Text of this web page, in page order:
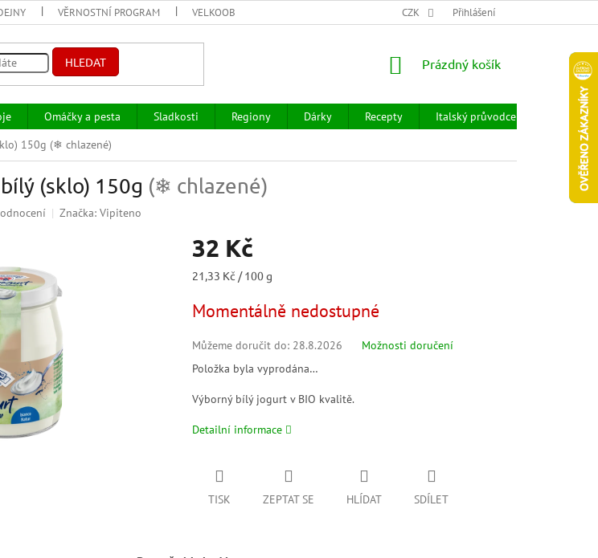
VĚRNOSTNÍ PROGRAM VELKOOBCHOD HODNOCENÍ OBCHODU OBCHODNÍ PODMÍNKY
CZK Přihlášení
HLEDAT
NÁKUPNÍ
Prázdný košík
Omáčky a pesta Sladkosti Regiony Dárky Recepty Italský průvodce
Prodejny
150g (❄ chlazené)
(sklo) 150g (❄ chlazené)
Značka: Vipiteno
32 Kč
Měrná
21,33 Kč / 100 g
Momentálně nedostupné
Můžeme doručit do: 28.8.2026
Možnosti doručení
Položka byla vyprodána…
Výborný bílý jogurt v BIO kvalitě.
Detailní informace
TISK ZEPTAT SE HLÍDAT SDÍLET